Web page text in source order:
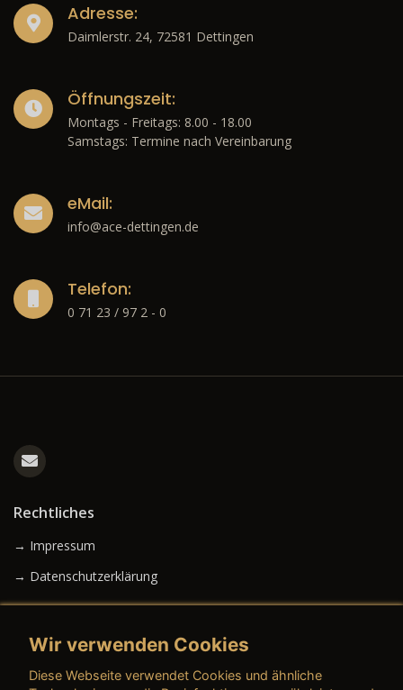
Adresse:
Daimlerstr. 24, 72581 Dettingen
Öffnungszeit:
Montags - Freitags: 8.00 - 18.00
Samstags: Termine nach Vereinbarung
eMail:
info@ace-dettingen.de
Telefon:
0 71 23 / 97 2 - 0
Rechtliches
→ Impressum
→ Datenschutzerklärung
Wir verwenden Cookies
Diese Webseite verwendet Cookies und ähnliche